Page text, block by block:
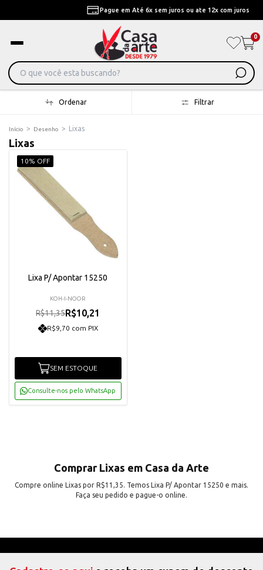
Pague em Até 6x sem juros ou ate 12x com juros
0
Ordenar Filtrar
Início > Desenho > Lixas
Lixas
10% OFF
Lixa P/ Apontar 15250
KOH-I-NOOR
R$11,35R$10,21
R$9,70 com PIX
SEM ESTOQUE
Consulte-nos pelo WhatsApp
Comprar Lixas em Casa da Arte
Compre online Lixas por R$11,35. Temos Lixa P/ Apontar 15250 e mais.
Faça seu pedido e pague-o online.